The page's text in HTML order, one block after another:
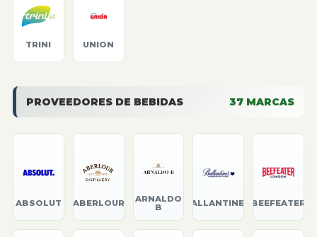
TRINI UNION
PROVEEDORES DE BEBIDAS 37 MARCAS
ABSOLUT ABERLOUR
ARNALDO
B
BALLANTINE'S BEEFEATER